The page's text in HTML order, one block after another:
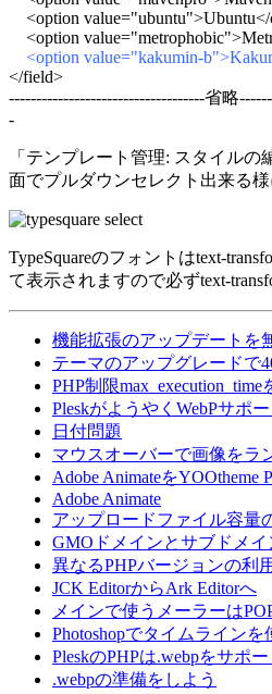
<option value="ubuntu">Ubuntu</
<option
<option value="kakumin-
</field>
------------------------------------省略
-
「テンプレート管理: スタイルの
面でプルダウンセレクト出来る様
TypeSquareのフォントはtext-
て表示されますので必ずtext-
機能拡張のアップデートを
テーマのアップグレードで
PHP制限max_execution_time
PleskがようやくWebPサポー
日付問題
マウスオーバーで画像をラ
Adobe AnimateをYOOtheme
Adobe Animate
アップロードファイル容量
GMOドメインとサブドメ
異なるPHPバージョンの利用
JCK EditorからArk Editorへ
メインで使うメーラーは
Photoshopでタイムラインを
PleskのPHPは.webpをサポ
.webpの準備をしよう